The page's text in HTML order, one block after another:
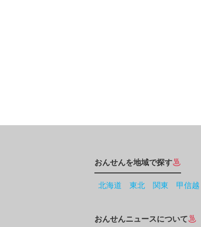
おんせんを地域で探す
北海道 東北 関東 甲信越
おんせんニュースについて